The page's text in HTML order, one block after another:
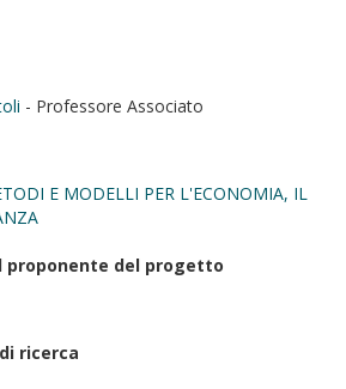
- Professore Associato
E MODELLI PER L'ECONOMIA, IL
proponente del progetto
ricerca